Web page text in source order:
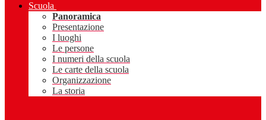
Scuola
Panoramica
Presentazione
I luoghi
Le persone
I numeri della scuola
Le carte della scuola
Organizzazione
La storia